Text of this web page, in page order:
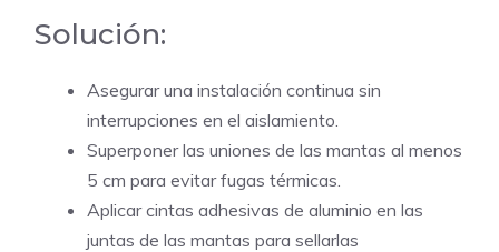
Solución:
Asegurar una instalación continua sin
interrupciones en el aislamiento.
Superponer las uniones de las mantas al menos
5 cm para evitar fugas térmicas.
Aplicar cintas adhesivas de aluminio en las
juntas de las mantas para sellarlas